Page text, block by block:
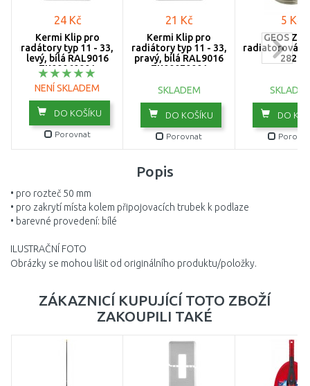
24 Kč
Kermi Klip pro
radátory typ 11 - 33,
levý, bílá RAL9016
ZK00060001
NENÍ SKLADEM
DO KOŠÍKU
Porovnat
21 Kč
Kermi Klip pro
radiátory typ 11 - 33,
pravý, bílá RAL9016
ZK00070001
SKLADEM
DO KOŠÍKU
Porovnat
5 Kč
GEOS
radiatorová
2827
DO
Popis
• pro rozteč 50 mm
• pro zakrytí místa kolem připojovacích trubek k podlaze
• barevné provedení: bílé
ILUSTRAČNÍ FOTO
Obrázky se mohou lišit od originálního produktu/položky.
ZÁKAZNICÍ KUPUJÍCÍ TOTO ZBOŽÍ
ZAKOUPILI TAKÉ